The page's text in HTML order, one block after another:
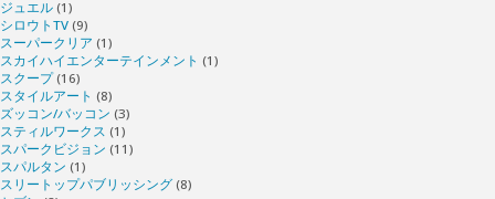
ジュエル (1)
シロウトTV (9)
スーパークリア (1)
スカイハイエンターテインメント (1)
スクープ(16)
スタイルアート (8)
ズッコン/バッコン (3)
スティルワークス (1)
スパークビジョン (11)
スパルタン (1)
スリートップパブリッシング (8)